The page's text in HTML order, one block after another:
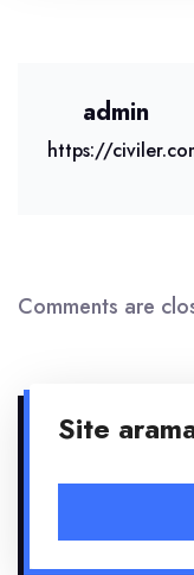
admin
https://
Comments are
Site